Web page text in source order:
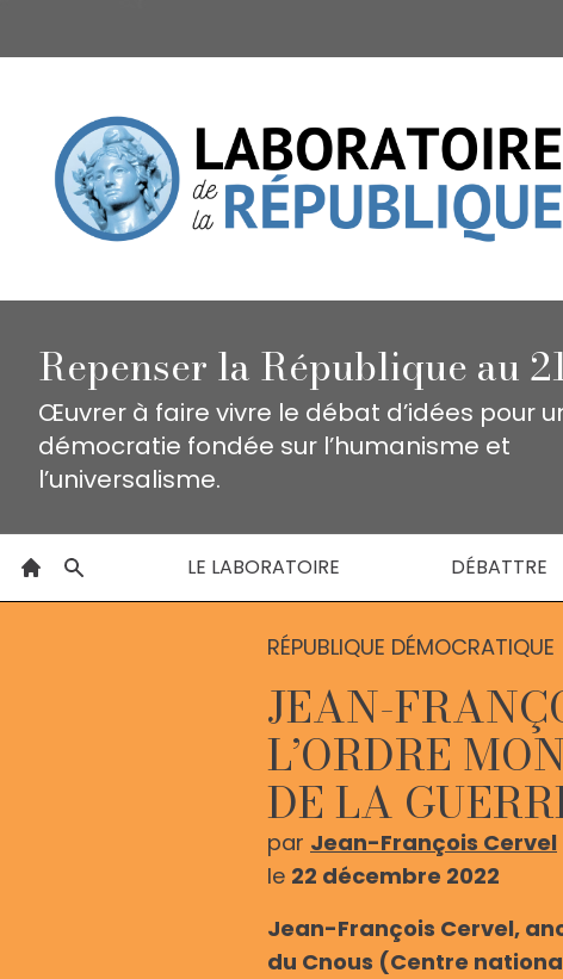
Repenser la République au
Œuvrer à faire vivre le débat d’idées pour
démocratie fondée sur l’humanisme et
l’universalisme.
LE LABORATOIRE DÉBATTRE
RÉPUBLIQUE DÉMOCRATIQUE
JEAN-
L’ORDRE
DE LA
par Jean-François Cervel
le 22 décembre 2022
Jean-François Cervel,
du Cnous (Centre